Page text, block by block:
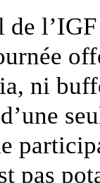
ni
pas